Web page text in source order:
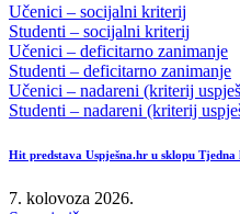
Učenici – socijalni kriterij
Studenti – socijalni kriterij
Učenici – deficitarno zanimanje
Studenti – deficitarno zanimanje
Učenici – nadareni (kriterij
Studenti – nadareni (kriterij
Hit predstava Uspješna.hr u sklopu
7. kolovoza 2026.